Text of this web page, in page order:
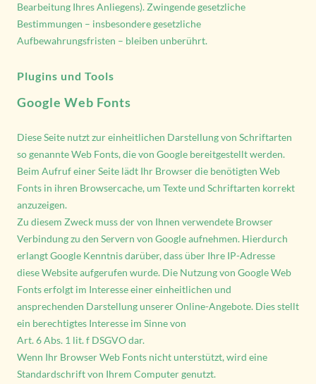
Bearbeitung Ihres Anliegens). Zwingende gesetzliche
Bestimmungen – insbesondere gesetzliche
Aufbewahrungsfristen – bleiben unberührt.
Plugins und Tools
Google Web Fonts
Diese Seite nutzt zur einheitlichen Darstellung von Schriftarten
so genannte Web Fonts, die von Google bereitgestellt werden.
Beim Aufruf einer Seite lädt Ihr Browser die benötigten Web
Fonts in ihren Browsercache, um Texte und Schriftarten korrekt
anzuzeigen.
Zu diesem Zweck muss der von Ihnen verwendete Browser
Verbindung zu den Servern von Google aufnehmen. Hierdurch
erlangt Google Kenntnis darüber, dass über Ihre IP-Adresse
diese Website aufgerufen wurde. Die Nutzung von Google Web
Fonts erfolgt im Interesse einer einheitlichen und
ansprechenden Darstellung unserer Online-Angebote. Dies stellt
ein berechtigtes Interesse im Sinne von
Art. 6 Abs. 1 lit. f DSGVO dar.
Wenn Ihr Browser Web Fonts nicht unterstützt, wird eine
Standardschrift von Ihrem Computer genutzt.